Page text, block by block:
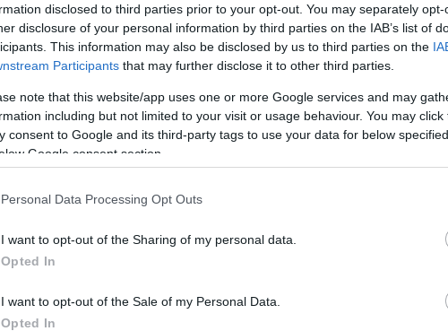
disclosed to third parties prior to your opt-out. You may separately
disclosure of your personal information by third parties on the IAB’s list of
This information may also be disclosed by us to third parties on the
Participants that may further disclose it to other third parties.
note that this website/app uses one or more Google services and may
including but not limited to your visit or usage behaviour. You may
consent to Google and its third-party tags to use your data for below
Google consent section.
Personal Data Processing Opt Outs
I want to opt-out of the Sharing of my personal data.
Opted In
I want to opt-out of the Sale of my Personal Data.
Opted In
Instagram.